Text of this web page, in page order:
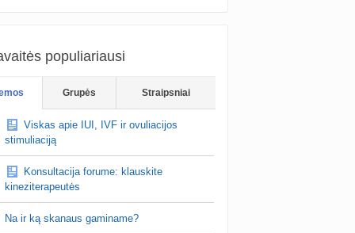
populiariausi
Grupės Straipsniai
Viskas apie IUI, IVF ir ovuliacijos
stimuliaciją
Konsultacija forume: klauskite
kineziterapeutės
Na ir ką skanaus gaminame?